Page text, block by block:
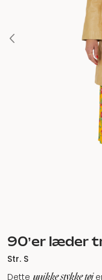
90’er læder
Str. S
Dette unikke stykke tøj